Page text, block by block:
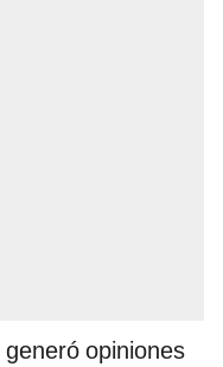
generó opiniones